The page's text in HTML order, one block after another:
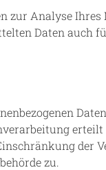
zur Analyse
Daten auch
erteilt
der
zu.